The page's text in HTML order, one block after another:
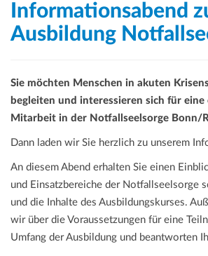
Informationsabend
Ausbildung
Sie möchten Menschen in akuten
begleiten und interessieren sich für
Mitarbeit in der Notfallseelsorge Bonn/
Dann laden wir Sie herzlich zu unserem
An diesem Abend erhalten Sie einen
und Einsatzbereiche der Notfallseelsorge
und die Inhalte des Ausbildungskurses.
wir über die Voraussetzungen für eine
Umfang der Ausbildung und beantworten